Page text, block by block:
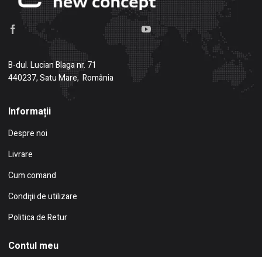
B-dul. Lucian Blaga nr. 71
440237, Satu Mare, România
Informații
Despre noi
Livrare
Cum comand
Condiţii de utilizare
Politica de Retur
Contul meu